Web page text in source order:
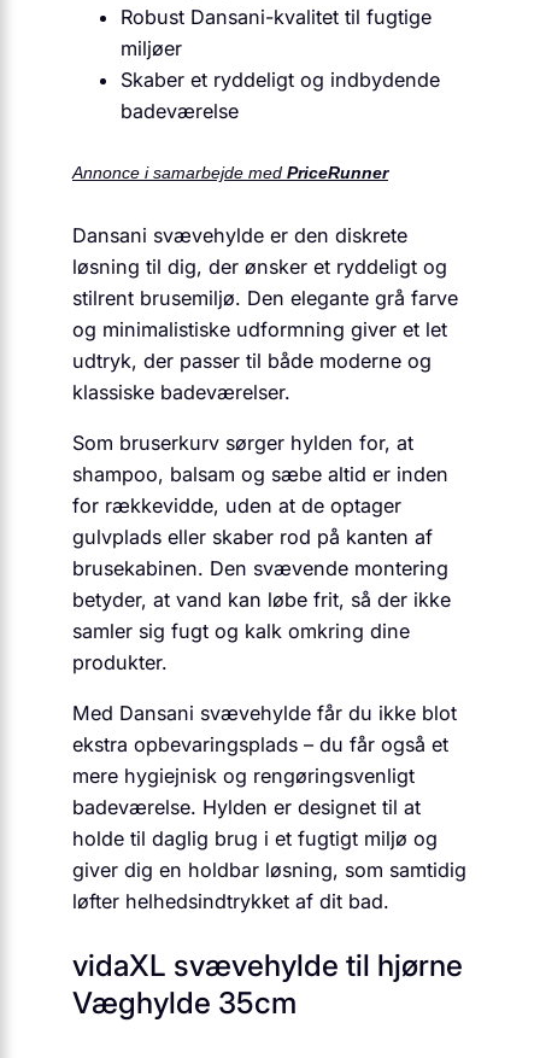
Robust Dansani-kvalitet til fugtige
miljøer
Skaber et ryddeligt og indbydende
badeværelse
Annonce i samarbejde med PriceRunner
Dansani svævehylde er den diskrete
løsning til dig, der ønsker et ryddeligt og
stilrent brusemiljø. Den elegante grå farve
og minimalistiske udformning giver et let
udtryk, der passer til både moderne og
klassiske badeværelser.
Som bruserkurv sørger hylden for, at
shampoo, balsam og sæbe altid er inden
for rækkevidde, uden at de optager
gulvplads eller skaber rod på kanten af
brusekabinen. Den svævende montering
betyder, at vand kan løbe frit, så der ikke
samler sig fugt og kalk omkring dine
produkter.
Med Dansani svævehylde får du ikke blot
ekstra opbevaringsplads – du får også et
mere hygiejnisk og rengøringsvenligt
badeværelse. Hylden er designet til at
holde til daglig brug i et fugtigt miljø og
giver dig en holdbar løsning, som samtidig
løfter helhedsindtrykket af dit bad.
vidaXL svævehylde til hjørne
Væghylde 35cm